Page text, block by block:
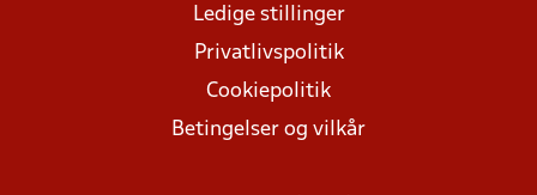
Ledige stillinger
Privatlivspolitik
Cookiepolitik
Betingelser og vilkår